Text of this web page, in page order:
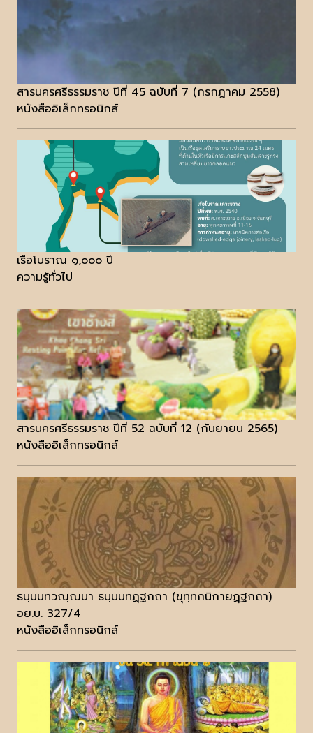
สารนครศรีธรรมราช ปีที่ 45 ฉบับที่ 7 (กรกฎาคม 2558)
หนังสืออิเล็กทรอนิกส์
เรือโบราณ ๑,๐๐๐ ปี
ความรู้ทั่วไป
สารนครศรีธรรมราช ปีที่ 52 ฉบับที่ 12 (กันยายน 2565)
หนังสืออิเล็กทรอนิกส์
ธมฺมบทวณฺณนา ธมฺมบทฏฺฐกถา (ขุทฺทกนิกายฏฺฐกถา)
อย.บ. 327/4
หนังสืออิเล็กทรอนิกส์